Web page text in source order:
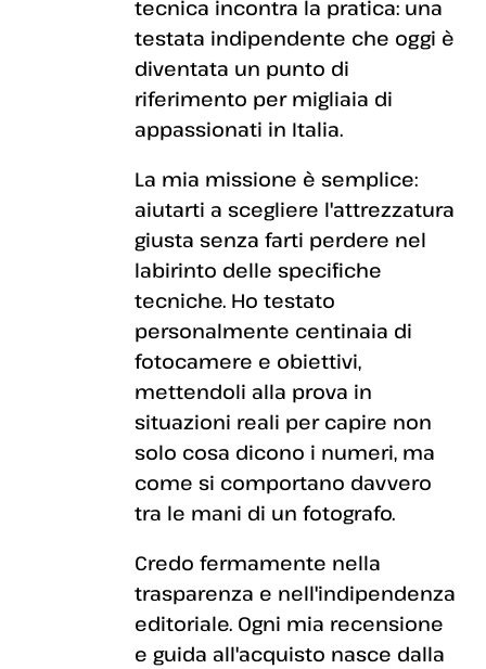
tecnica incontra la pratica: una
testata indipendente che oggi è
diventata un punto di
riferimento per migliaia di
appassionati in Italia.
La mia missione è semplice:
aiutarti a scegliere l'attrezzatura
giusta senza farti perdere nel
labirinto delle specifiche
tecniche. Ho testato
personalmente centinaia di
fotocamere e obiettivi,
mettendoli alla prova in
situazioni reali per capire non
solo cosa dicono i numeri, ma
come si comportano davvero
tra le mani di un fotografo.
Credo fermamente nella
trasparenza e nell'indipendenza
editoriale. Ogni mia recensione
e guida all'acquisto nasce dalla